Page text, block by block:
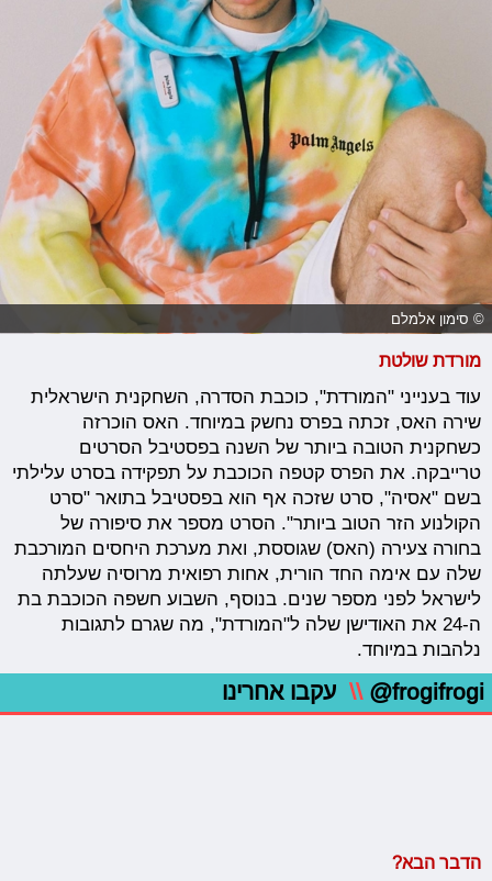
© סימון אלמלם
מורדת שולטת
עוד בענייני "המורדת", כוכבת הסדרה, השחקנית הישראלית
שירה האס, זכתה בפרס נחשק במיוחד. האס הוכרזה
כשחקנית הטובה ביותר של השנה בפסטיבל הסרטים
טרייבקה. את הפרס קטפה הכוכבת על תפקידה בסרט עלילתי
בשם "אסיה", סרט שזכה אף הוא בפסטיבל בתואר "סרט
הקולנוע הזר הטוב ביותר". הסרט מספר את סיפורה של
בחורה צעירה (האס) שגוססת, ואת מערכת היחסים המורכבת
שלה עם אימה החד הורית, אחות רפואית מרוסיה שעלתה
לישראל לפני מספר שנים. בנוסף, השבוע חשפה הכוכבת בת
ה-24 את האודישן שלה ל"המורדת", מה שגרם לתגובות
נלהבות במיוחד.
@frogifrogi
\\ עקבו אחרינו
הדבר הבא?